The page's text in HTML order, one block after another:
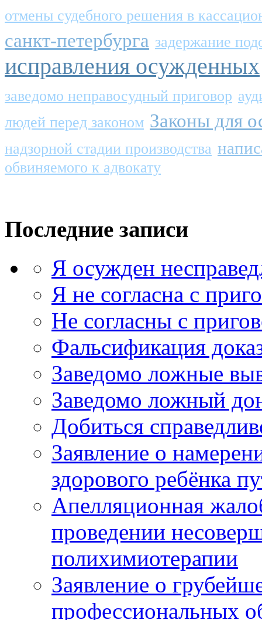
отмены судебного решения в
санкт-петербурга задержание
исправления осужденных
заведомо неправосудный приговор
людей перед законом Законы для
надзорной стадии производства
обвиняемого к адвокату
Последние записи
Я осужден
Я не согласна с
Не согласны с
Фальсификация
Заведомо ложные
Заведомо ложный
Добиться
Заявление о
здорового ребёнка
Апелляционная
проведении
полихимиотерапии
Заявление о
профессиональных